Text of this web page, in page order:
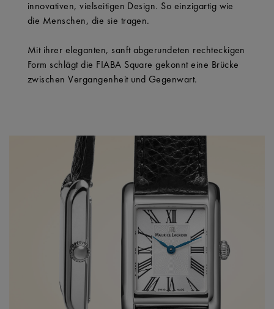
innovativen, vielseitigen Design. So einzigartig wie
die Menschen, die sie tragen.
Mit ihrer eleganten, sanft abgerundeten rechteckigen
Form schlägt die FIABA Square gekonnt eine Brücke
zwischen Vergangenheit und Gegenwart.